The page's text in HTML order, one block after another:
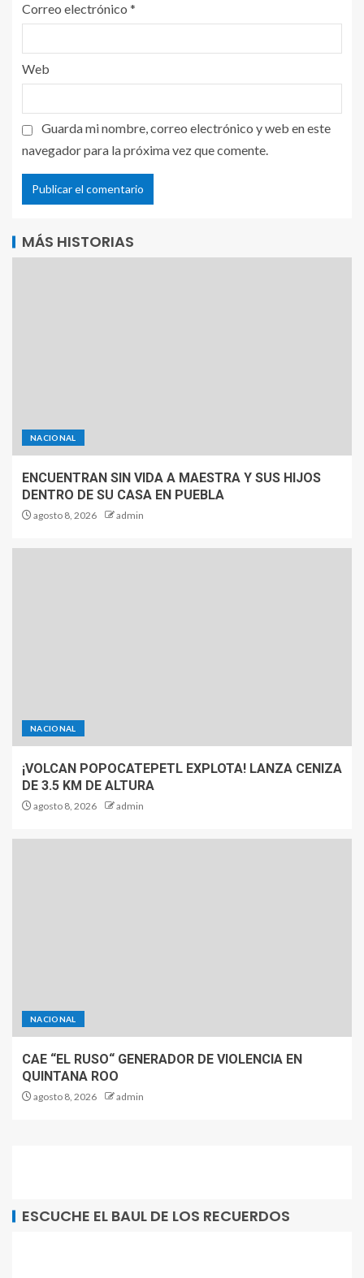
Correo electrónico *
Web
Guarda mi nombre, correo electrónico y web en este
navegador para la próxima vez que comente.
MÁS HISTORIAS
NACIONAL
ENCUENTRAN SIN VIDA A MAESTRA Y SUS HIJOS
DENTRO DE SU CASA EN PUEBLA
agosto 8, 2026 admin
NACIONAL
¡VOLCAN POPOCATEPETL EXPLOTA! LANZA CENIZA
DE 3.5 KM DE ALTURA
agosto 8, 2026 admin
NACIONAL
CAE “EL RUSO“ GENERADOR DE VIOLENCIA EN
QUINTANA ROO
agosto 8, 2026 admin
ESCUCHE EL BAUL DE LOS RECUERDOS